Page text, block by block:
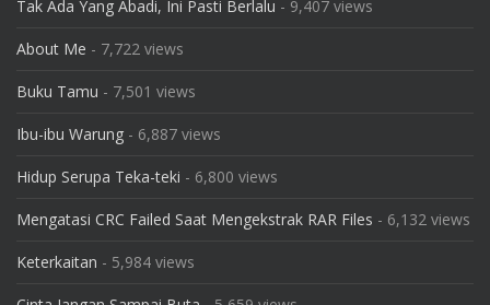
Tak Ada Yang Abadi, Ini Pasti Berlalu - 9,407 views
About Me - 7,722 views
Buku Tamu - 7,501 views
Ibu-ibu Warung - 6,887 views
Hidup Serupa Teka-teki - 6,800 views
Mengatasi CRC Failed Saat Mengekstrak RAR Files - 6,132 views
Keterkaitan - 5,984 views